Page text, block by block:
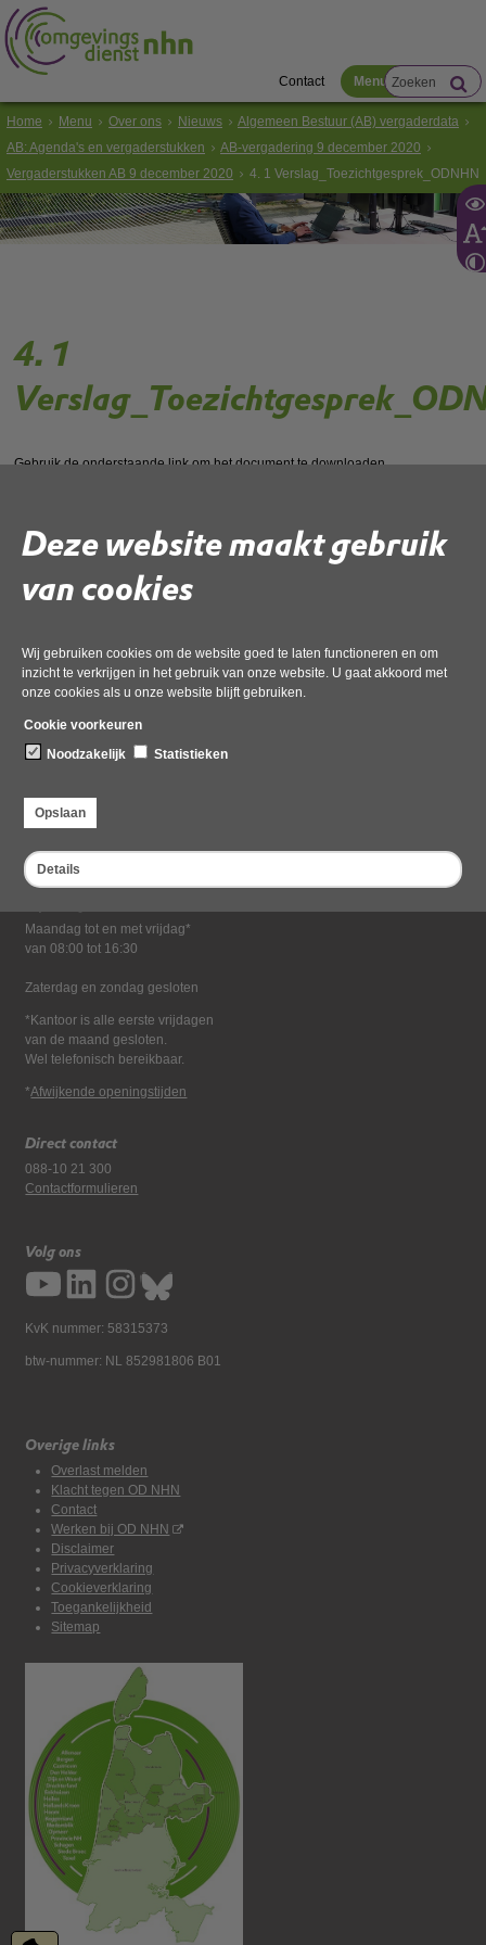
Deze website maakt gebruik
van cookies
Wij gebruiken cookies om de website goed te laten functioneren en om
inzicht te verkrijgen in het gebruik van onze website. U gaat akkoord met
onze cookies als u onze website blijft gebruiken.
Cookie voorkeuren
Noodzakelijk
Statistieken
Opslaan
Details
Contact Menu
Home Menu Over ons Nieuws
Algemeen Bestuur (AB) vergaderdata
AB: Agenda's en vergaderstukken
AB-vergadering 9 december 2020
Vergaderstukken AB 9 december 2020
4. 1 Verslag_Toezichtgesprek_ODNHN
4. 1
Gebruik de onderstaande link om het document te downloaden.
Deel deze pagina
Dampten 2, 1624 NR Hoorn
Postadres
Postbus 2095, 1620 EB Hoorn
Maandag tot en met vrijdag*
van 08:00 tot 16:30
Zaterdag en zondag gesloten
*Kantoor is alle eerste vrijdagen
van de maand gesloten.
Wel telefonisch bereikbaar.
*Afwijkende openingstijden
Direct contact
088-10 21 300
Contactformulieren
Volg ons
KvK nummer: 58315373
btw-nummer: NL 852981806 B01
Overige links
Overlast melden
Klacht tegen OD NHN
Contact
Werken bij OD NHN
Disclaimer
Privacyverklaring
Cookieverklaring
Toegankelijkheid
Sitemap